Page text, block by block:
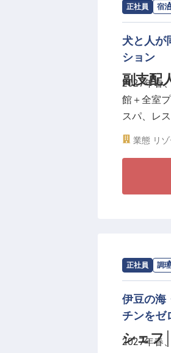
■経験者は
《安定企
1998年に
ている「
ます。社
力を入れ
を身に付
正社員 宿泊
副支配
求人情報：
犬と人が
ション
2027年春
館＋全室
スパ、レ
人は、総
＼A
■開業準備
■産休・
宿泊部門
ンツ全体
て整えて
判断や行
業態 リ
正社員 調
シェフ
求人情報：
伊豆の海
チンをゼ
2027年春